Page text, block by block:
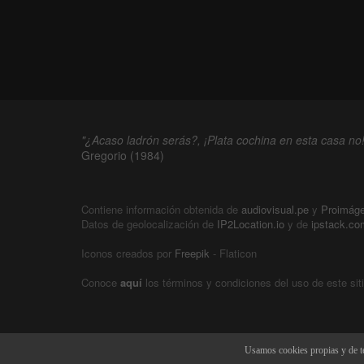
"¿Acaso ladrón serás?, ¡Plata cochina en esta casa
Gregorio (1984)
Contiene información obtenida de audiovisual.pe y
Datos de geolocalización de IP2Location.io y de
Iconos creados por Freepik - Flaticon
Conoce aquí los términos y condiciones del uso de este
Usamos cookies propias y de